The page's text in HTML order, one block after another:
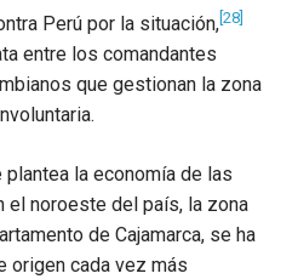
Perú por la situación, [28]
entre los comandantes
que gestionan la zona
la economía de las
el noroeste del país, la zona
de Cajamarca, se ha
origen cada vez más